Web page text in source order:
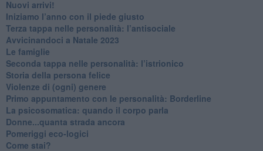
​Nuovi arrivi!
​Iniziamo l’anno con il piede giusto
​Terza tappa nelle personalità: l’antisociale
​Avvicinandoci a Natale 2023
Le famiglie
Seconda tappa nelle personalità: l’istrionico
​Storia della persona felice
Violenze di (ogni) genere
​Primo appuntamento con le personalità: Borderline
La psicosomatica: quando il corpo parla
Donne...quanta strada ancora
​Pomeriggi eco-logici
​Come stai?